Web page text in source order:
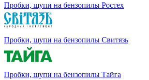
Пробки, щупи на бензопилы Ростех
Пробки, щупи на бензопилы Свитязь
Пробки, щупи на бензопилы Тайга